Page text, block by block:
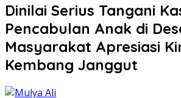
Dinilai Serius Tangani
Pencabulan Anak di
Masyarakat Apresiasi
Kembang Janggut